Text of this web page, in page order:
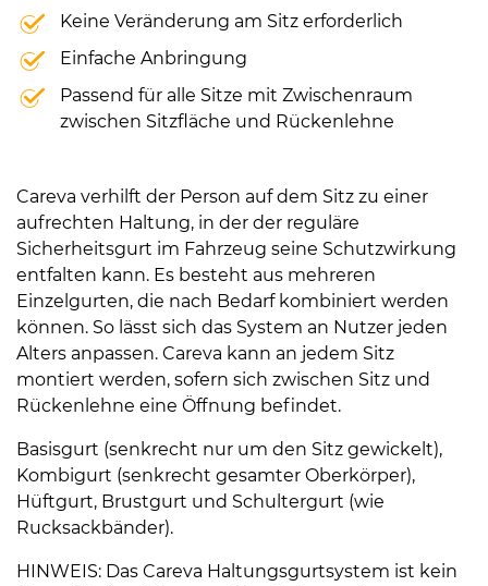
Keine Veränderung am Sitz erforderlich
Einfache Anbringung
Passend für alle Sitze mit Zwischenraum
zwischen Sitzfläche und Rückenlehne
Careva verhilft der Person auf dem Sitz zu einer
aufrechten Haltung, in der der reguläre
Sicherheitsgurt im Fahrzeug seine Schutzwirkung
entfalten kann. Es besteht aus mehreren
Einzelgurten, die nach Bedarf kombiniert werden
können. So lässt sich das System an Nutzer jeden
Alters anpassen. Careva kann an jedem Sitz
montiert werden, sofern sich zwischen Sitz und
Rückenlehne eine Öffnung befindet.
Basisgurt (senkrecht nur um den Sitz gewickelt),
Kombigurt (senkrecht gesamter Oberkörper),
Hüftgurt, Brustgurt und Schultergurt (wie
Rucksackbänder).
HINWEIS: Das Careva Haltungsgurtsystem ist kein